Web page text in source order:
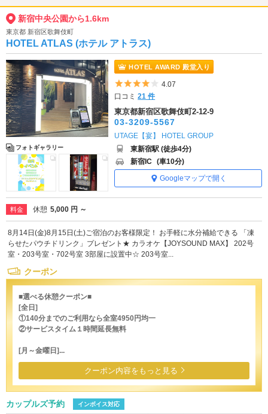
新宿中央公園から1.6km
東京都 新宿区歌舞伎町
HOTEL ATLAS (ホテル アトラス)
フォトギャラリー
HOTEL AWARD 殿堂入り
5つ星のうち4
4.07
口コミ21 件
東京都新宿区歌舞伎町2-12-9
03-3209-5567
UTAGE【宴】 HOTEL GROUP
東新宿駅 (徒歩4分)
新宿IC (車10分)
Googleマップで開く
料金 休憩 5,000 円 ～
8月14日(金)8月15日(土)ご宿泊のお客様限定！ お手軽に水分補給できる 「凍
らせたパウチドリンク」プレゼント★ カラオケ【JOYSOUND MAX】 202号
室・203号室・702号室 3部屋に設置中☆ 203号室...
クーポン
■選べる休憩クーポン■
[全日]
①140分までのご利用なら全室4950円均一
②サービスタイム１時間延長無料
[月～金曜日]...
クーポン内容をもっと見る
カップルズ予約 インボイス対応